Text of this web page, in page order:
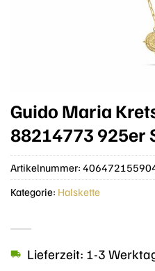
Guido Maria
88214773 925er
Lieferzeit: 1-3
Artikelnummer:
Kategorie: Halskette